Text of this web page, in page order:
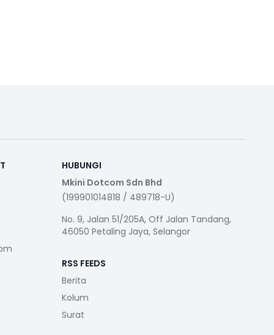
HUBUNGI
Mkini Dotcom Sdn Bhd
(199901014818 / 489718-U)
No. 9, Jalan 51/205A, Off Jalan Tandang,
46050 Petaling Jaya, Selangor
RSS FEEDS
Berita
Kolum
Surat